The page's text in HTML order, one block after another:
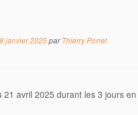
janvier 2025parThierry Porret
avril 2025 durant les 3 jours en